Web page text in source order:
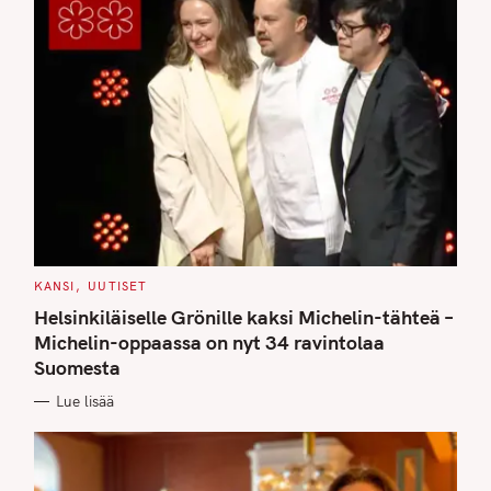
C
T
E
G
O
R
I
S
KANSI UUTISET
Helsinkiläiselle Grönille kaksi Michelin-tähteä –
Michelin-oppaassa on nyt 34 ravintolaa
Suomesta
Lue lisää